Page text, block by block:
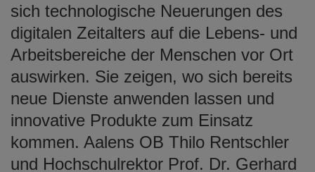
sich technologische Neuerungen des
digitalen Zeitalters auf die Lebens- und
Arbeitsbereiche der Menschen vor Ort
auswirken. Sie zeigen, wo sich bereits
neue Dienste anwenden lassen und
innovative Produkte zum Einsatz
kommen. Aalens OB Thilo Rentschler
und Hochschulrektor Prof. Dr. Gerhard